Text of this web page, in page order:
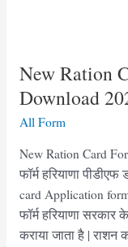
New Ration
Download
All Form
New Ration Card
फॉर्म हरियाणा
card Application
फॉर्म हरियाणा सरकार
कराया जाता है | राशन